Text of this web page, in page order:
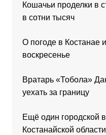
Кошачьи проделки в
в сотни тысяч
О погоде в Костанае
воскресенье
Вратарь «Тобола»
уехать за границу
Ещё один городской
Костанайской области